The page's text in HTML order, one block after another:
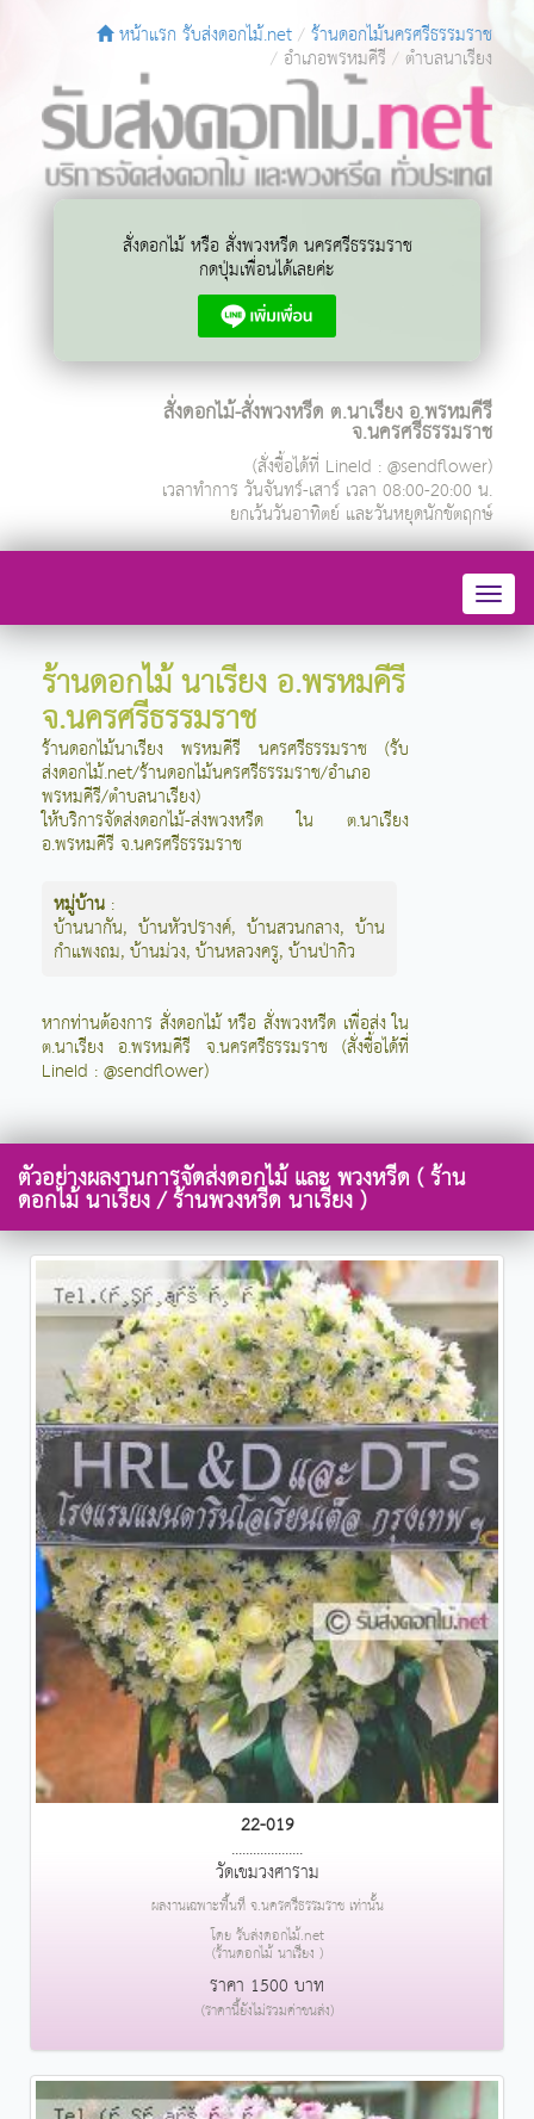
หน้าแรก รับส่งดอกไม้.net ร้านดอกไม้นครศรีธรรมราช
อำเภอพรหมคีรี ตำบลนาเรียง
สั่งดอกไม้ หรือ สั่งพวงหรีด นครศรีธรรมราช
กดปุ่มเพื่อนได้เลยค่ะ
สั่งดอกไม้-สั่งพวงหรีด ต.นาเรียง อ.พรหมคีรี
จ.นครศรีธรรมราช
(สั่งซื้อได้ที่ LineId : @sendflower)
เวลาทำการ วันจันทร์-เสาร์ เวลา 08:00-20:00 น.
ยกเว้นวันอาทิตย์ และวันหยุดนักขัตฤกษ์
ร้านดอกไม้ นาเรียง อ.พรหมคีรี
จ.นครศรีธรรมราช
ร้านดอกไม้นาเรียง พรหมคีรี นครศรีธรรมราช (รับ
ส่งดอกไม้.net/ร้านดอกไม้นครศรีธรรมราช/อำเภอ
พรหมคีรี/ตำบลนาเรียง)
ให้บริการจัดส่งดอกไม้-ส่งพวงหรีด ใน ต.นาเรียง
อ.พรหมคีรี จ.นครศรีธรรมราช
หมู่บ้าน :
บ้านนากัน,บ้านหัวปรางค์,บ้านสวนกลาง,บ้าน
กำแพงถม,บ้านม่วง,บ้านหลวงครู,บ้านป่ากิว
หากท่านต้องการ สั่งดอกไม้ หรือ สั่งพวงหรีด เพื่อส่ง ใน
ต.นาเรียง อ.พรหมคีรี จ.นครศรีธรรมราช (สั่งซื้อได้ที่
LineId : @sendflower)
ตัวอย่างผลงานการจัดส่งดอกไม้ และ พวงหรีด ( ร้าน
ดอกไม้ นาเรียง / ร้านพวงหรีด นาเรียง )
22-019
....................
วัดเขมวงศาราม
ผลงานเฉพาะพื้นที่ จ.นครศรีธรรมราช เท่านั้น
โดย รับส่งดอกไม้.net
(ร้านดอกไม้ นาเรียง )
ราคา 1500 บาท
(ราคานี้ยังไม่รวมค่าขนส่ง)